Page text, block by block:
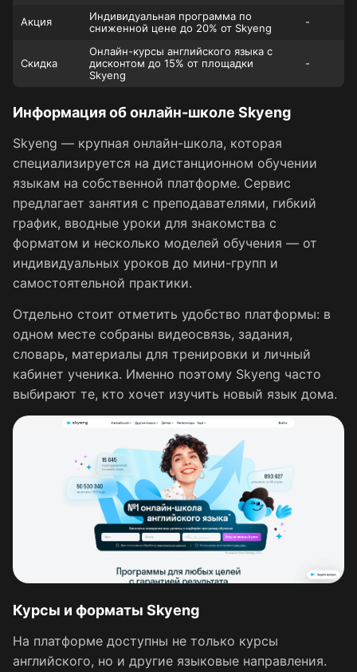
Акция
Индивидуальная программа по
сниженной цене до 20% от Skyeng
-
Скидка
Онлайн-курсы английского языка с
дисконтом до 15% от площадки
Skyeng
-
Информация об онлайн-школе Skyeng
Skyeng — крупная онлайн-школа, которая
специализируется на дистанционном обучении
языкам на собственной платформе. Сервис
предлагает занятия с преподавателями, гибкий
график, вводные уроки для знакомства с
форматом и несколько моделей обучения — от
индивидуальных уроков до мини-групп и
самостоятельной практики.
Отдельно стоит отметить удобство платформы: в
одном месте собраны видеосвязь, задания,
словарь, материалы для тренировки и личный
кабинет ученика. Именно поэтому Skyeng часто
выбирают те, кто хочет изучить новый язык дома.
Курсы и форматы Skyeng
На платформе доступны не только курсы
английского, но и другие языковые направления.